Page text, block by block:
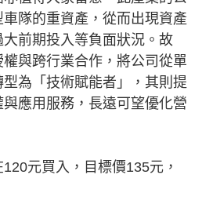
隊的重資產，從而出現資產
前期投入等負面狀況。故
與跨行業合作，將公司從單
為「技術賦能者」，其則提
應用服務，長遠可望優化營
元買入，目標價135元，